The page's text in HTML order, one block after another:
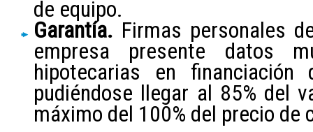
de equipo.
Garantía. Firmas personales
empresa presente datos
hipotecarias en financiación
pudiéndose llegar al 85% del
máximo del 100% del precio de